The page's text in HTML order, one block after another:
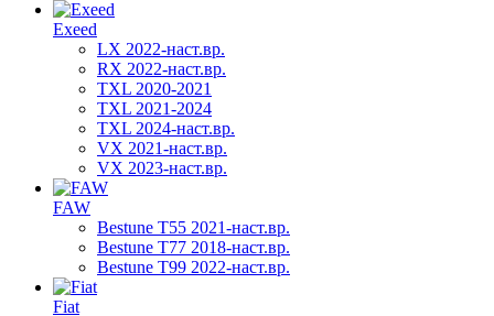
Exeed
LX 2022-наст.вр.
RX 2022-наст.вр.
TXL 2020-2021
TXL 2021-2024
TXL 2024-наст.вр.
VX 2021-наст.вр.
VX 2023-наст.вр.
FAW
Bestune T55 2021-наст.вр.
Bestune T77 2018-наст.вр.
Bestune T99 2022-наст.вр.
Fiat